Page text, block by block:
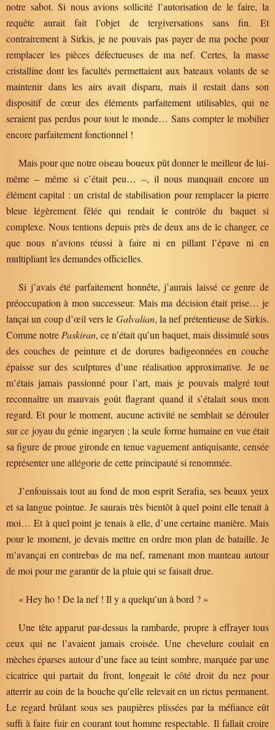
notre sabot. Si nous avions sollicité l’autorisation de le faire, la
requête aurait fait l’objet de tergiversations sans fin. Et
contrairement à Sirkis, je ne pouvais pas payer de ma poche pour
remplacer les pièces défectueuses de ma nef. Certes, la masse
cristalline dont les facultés permettaient aux bateaux volants de se
maintenir dans les airs avait disparu, mais il restait dans son
dispositif de cœur des éléments parfaitement utilisables, qui ne
seraient pas perdus pour tout le monde… Sans compter le mobilier
encore parfaitement fonctionnel !
Mais pour que notre oiseau boueux pût donner le meilleur de lui-
même – même si c’était peu… –, il nous manquait encore un
élément capital : un cristal de stabilisation pour remplacer la pierre
bleue légèrement fêlée qui rendait le contrôle du baquet si
complexe. Nous tentions depuis près de deux ans de le changer, ce
que nous n’avions réussi à faire ni en pillant l’épave ni en
multipliant les demandes officielles.
Si j’avais été parfaitement honnête, j’aurais laissé ce genre de
préoccupation à mon successeur. Mais ma décision était prise… je
lançai un coup d’œil vers le Galvalian, la nef prétentieuse de Sirkis.
Comme notre Paskiran, ce n’était qu’un baquet, mais dissimulé sous
des couches de peinture et de dorures badigeonnées en couche
épaisse sur des sculptures d’une réalisation approximative. Je ne
m’étais jamais passionné pour l’art, mais je pouvais malgré tout
reconnaître un mauvais goût flagrant quand il s’étalait sous mon
regard. Et pour le moment, aucune activité ne semblait se dérouler
sur ce joyau du génie ingaryen ; la seule forme humaine en vue était
sa figure de proue gironde en tenue vaguement antiquisante, censée
représenter une allégorie de cette principauté si renommée.
J’enfouissais tout au fond de mon esprit Serafia, ses beaux yeux
et sa langue pointue. Je saurais très bientôt à quel point elle tenait à
moi… Et à quel point je tenais à elle, d’une certaine manière. Mais
pour le moment, je devais mettre en ordre mon plan de bataille. Je
m’avançai en contrebas de ma nef, ramenant mon manteau autour
de moi pour me garantir de la pluie qui se faisait drue.
« Hey ho ! De la nef ! Il y a quelqu’un à bord ? »
Une tête apparut par-dessus la rambarde, propre à effrayer tous
ceux qui ne l’avaient jamais croisée. Une chevelure coulait en
mèches éparses autour d’une face au teint sombre, marquée par une
cicatrice qui partait du front, longeait le côté droit du nez pour
atterrir au coin de la bouche qu’elle relevait en un rictus permanent.
Le regard brûlant sous ses paupières plissées par la méfiance eût
suffi à faire fuir en courant tout homme respectable. Il fallait croire